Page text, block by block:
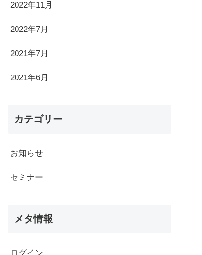
2022年11月
2022年7月
2021年7月
2021年6月
カテゴリー
お知らせ
セミナー
メタ情報
ログイン